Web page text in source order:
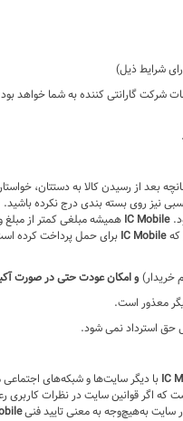
شرایط ذیل)
شرکت گارانتی کننده به شما خواهد
نیز روی بسته بندی درج نکرده باشید.
IC Mobile همیشه مبلغی کمتر از مبلغ
کهIC Mobile برای حمل پرداخت کرده است
خریدار)و امکان عودت حتی در صورت
معذور است.
حق استرداد نمی شود.
IC با دیگر سایت‌ها و شبکه‌های
اگر قوانین سایت در نظرات کاربری
سایت به‌هیچ‌وجه به معنی تایید فنی